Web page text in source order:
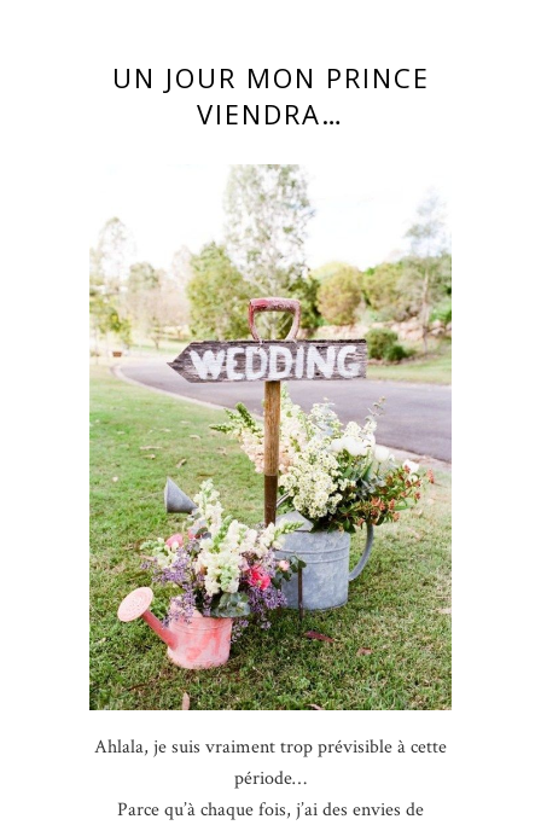
UN JOUR MON PRINCE
VIENDRA…
Ahlala, je suis vraiment trop prévisible à cette
période…
Parce qu’à chaque fois, j’ai des envies de